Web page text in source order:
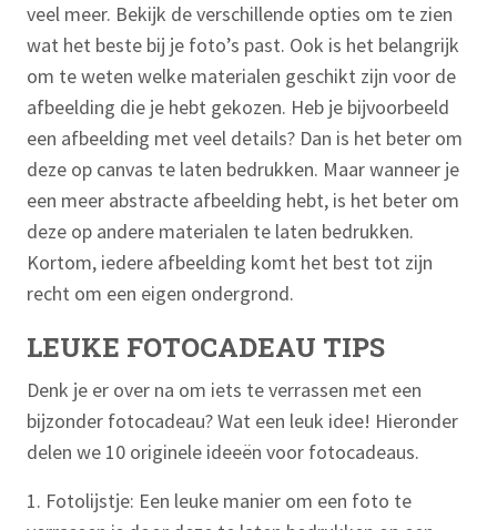
veel meer. Bekijk de verschillende opties om te zien
wat het beste bij je foto’s past. Ook is het belangrijk
om te weten welke materialen geschikt zijn voor de
afbeelding die je hebt gekozen. Heb je bijvoorbeeld
een afbeelding met veel details? Dan is het beter om
deze op canvas te laten bedrukken. Maar wanneer je
een meer abstracte afbeelding hebt, is het beter om
deze op andere materialen te laten bedrukken.
Kortom, iedere afbeelding komt het best tot zijn
recht om een eigen ondergrond.
LEUKE FOTOCADEAU TIPS
Denk je er over na om iets te verrassen met een
bijzonder fotocadeau? Wat een leuk idee! Hieronder
delen we 10 originele ideeën voor fotocadeaus.
1. Fotolijstje: Een leuke manier om een foto te